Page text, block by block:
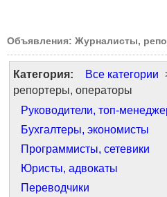
Объявления: Журналисты,
Категория: Все категории
репортеры, операторы
Руководители, топ-
Бухгалтеры, экономисты
Программисты, сетевики
Юристы, адвокаты
Переводчики